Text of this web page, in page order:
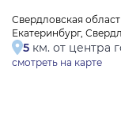
Свердловская
Екатеринбург,
5 км. от центра
смотреть на карте